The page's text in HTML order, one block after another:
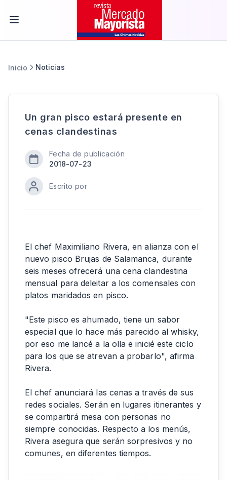
Inicio Noticias
Un gran pisco estará presente en
cenas clandestinas
Fecha de publicación
2018-07-23
Escrito por
El chef Maximiliano Rivera, en alianza con el
nuevo pisco Brujas de Salamanca, durante
seis meses ofrecerá una cena clandestina
mensual para deleitar a los comensales con
platos maridados en pisco.
"Este pisco es ahumado, tiene un sabor
especial que lo hace más parecido al whisky,
por eso me lancé a la olla e inicié este ciclo
para los que se atrevan a probarlo", afirma
Rivera.
El chef anunciará las cenas a través de sus
redes sociales. Serán en lugares itinerantes y
se compartirá mesa con personas no
siempre conocidas. Respecto a los menús,
Rivera asegura que serán sorpresivos y no
comunes, en diferentes tiempos.